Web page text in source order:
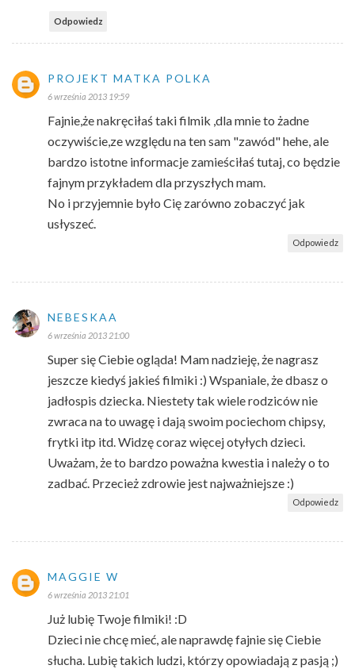
Odpowiedz
PROJEKT MATKA POLKA
6 września 2013 19:59
Fajnie,że nakręciłaś taki filmik ,dla mnie to żadne
oczywiście,ze względu na ten sam "zawód" hehe, ale
bardzo istotne informacje zamieściłaś tutaj, co będzie
fajnym przykładem dla przyszłych mam.
No i przyjemnie było Cię zarówno zobaczyć jak
usłyszeć.
Odpowiedz
NEBESKAA
6 września 2013 21:00
Super się Ciebie ogląda! Mam nadzieję, że nagrasz
jeszcze kiedyś jakieś filmiki :) Wspaniale, że dbasz o
jadłospis dziecka. Niestety tak wiele rodziców nie
zwraca na to uwagę i dają swoim pociechom chipsy,
frytki itp itd. Widzę coraz więcej otyłych dzieci.
Uważam, że to bardzo poważna kwestia i należy o to
zadbać. Przecież zdrowie jest najważniejsze :)
Odpowiedz
MAGGIE W
6 września 2013 21:01
Już lubię Twoje filmiki! :D
Dzieci nie chcę mieć, ale naprawdę fajnie się Ciebie
słucha. Lubię takich ludzi, którzy opowiadają z pasją ;)